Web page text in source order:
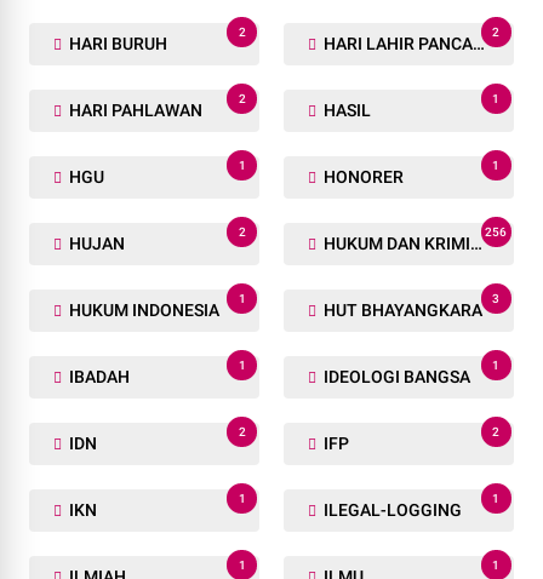
HARI BURUH
2
HARI LAHIR PANCASILA
2
HARI PAHLAWAN
2
HASIL
1
HGU
1
HONORER
1
HUJAN
2
HUKUM DAN KRIMINAL
256
HUKUM INDONESIA
1
HUT BHAYANGKARA
3
IBADAH
1
IDEOLOGI BANGSA
1
IDN
2
IFP
2
IKN
1
ILEGAL-LOGGING
1
1 1